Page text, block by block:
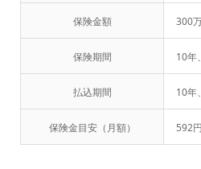
保険金額 300
保険期間 10年
払込期間 10年
保険金目安（月額） 592